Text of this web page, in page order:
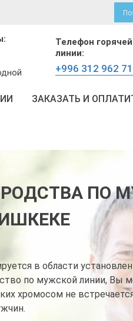
Телефон горячей
линии:
+996 312 962
ЗАКАЗАТЬ И
РОДСТВА ПО
в области
по мужской линии, Вы
хромосом не встречается